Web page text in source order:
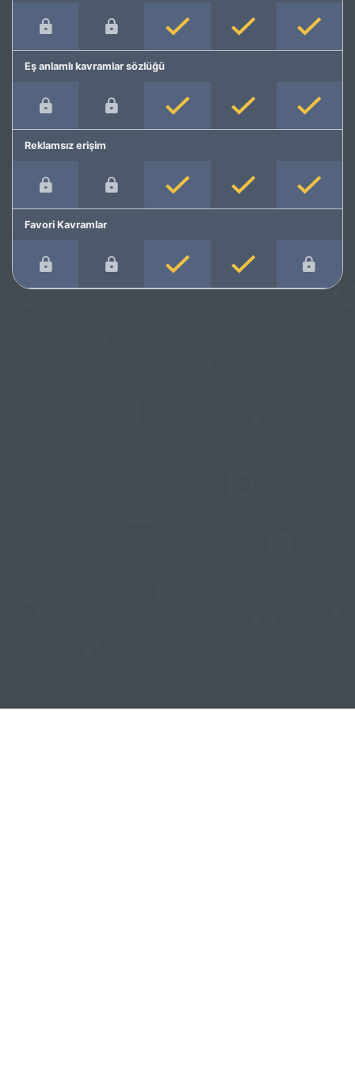
Eş anlamlı kavramlar sözlüğü
Reklamsız erişim
Favori Kavramlar